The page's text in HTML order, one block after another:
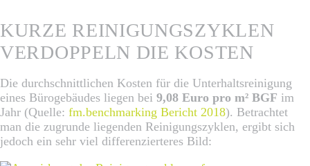
KURZE REINIGUNGSZYKLEN
VERDOPPELN DIE KOSTEN
Die durchschnittlichen Kosten für die Unterhaltsreinigung
eines Bürogebäudes liegen bei 9,08 Euro pro m² BGF im
Jahr (Quelle: fm.benchmarking Bericht 2018). Betrachtet
man die zugrunde liegenden Reinigungszyklen, ergibt sich
jedoch ein sehr viel differenzierteres Bild: